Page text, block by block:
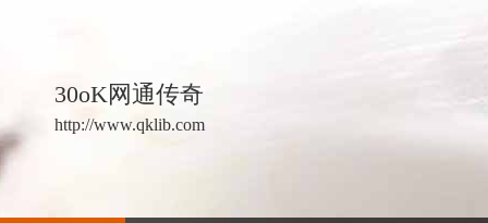
30oK网通传奇
http://www.qklib.com